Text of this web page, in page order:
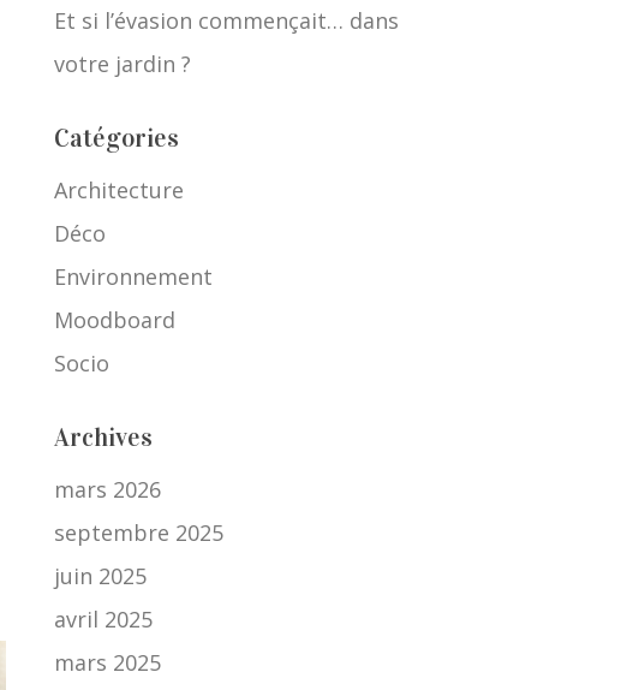
Et si l’évasion commençait… dans
votre jardin ?
Catégories
Architecture
Déco
Environnement
Moodboard
Socio
Archives
mars 2026
septembre 2025
juin 2025
avril 2025
mars 2025